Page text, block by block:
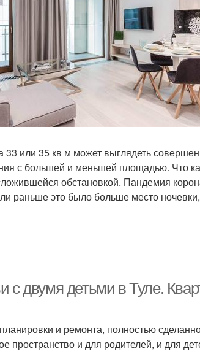
или 35 кв м может выглядеть
с большей и меньшей площадью. Что
обстановкой. Пандемия
раньше это было больше место
с двумя детьми в Туле.
и ремонта, полностью
пространство и для родителей, и для